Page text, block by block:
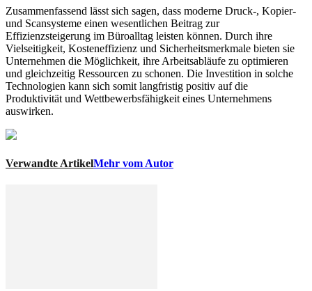
Zusammenfassend lässt sich sagen, dass moderne Druck-, Kopier-
und Scansysteme einen wesentlichen Beitrag zur
Effizienzsteigerung im Büroalltag leisten können. Durch ihre
Vielseitigkeit, Kosteneffizienz und Sicherheitsmerkmale bieten sie
Unternehmen die Möglichkeit, ihre Arbeitsabläufe zu optimieren
und gleichzeitig Ressourcen zu schonen. Die Investition in solche
Technologien kann sich somit langfristig positiv auf die
Produktivität und Wettbewerbsfähigkeit eines Unternehmens
auswirken.
Verwandte ArtikelMehr vom Autor